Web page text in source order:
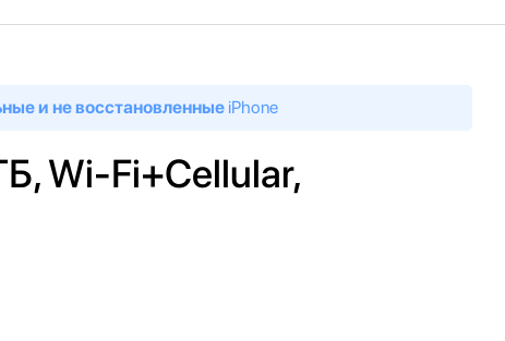
и не восстановленныеiPhone
Wi-Fi+Cellular,